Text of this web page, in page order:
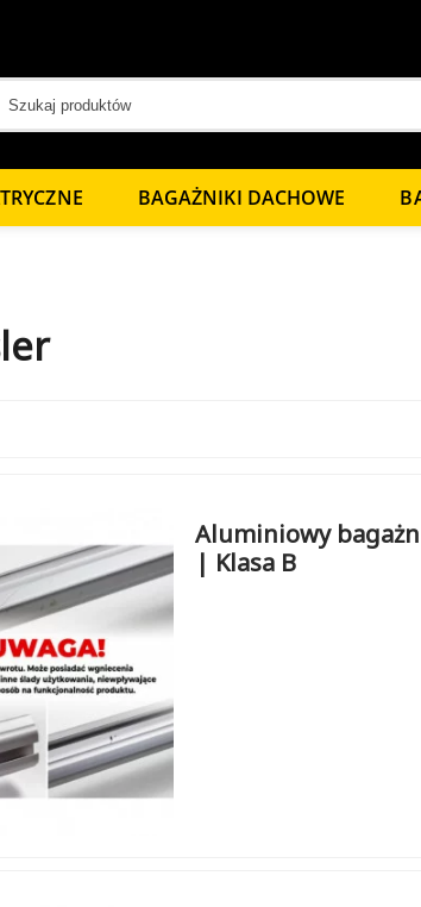
BAGAŻNIKI DACHOWE
Aluminiowy
| Klasa B